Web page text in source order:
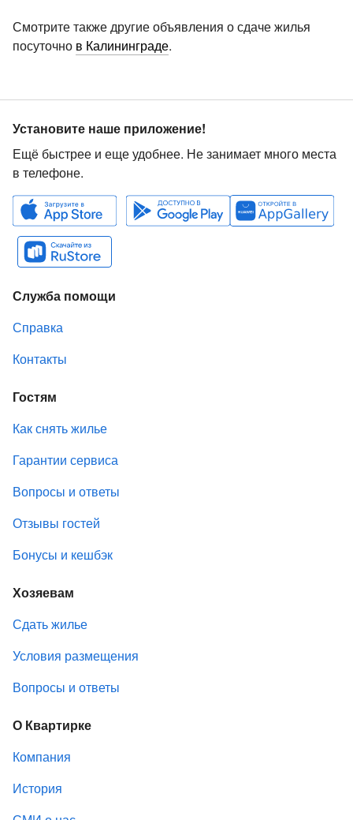
Смотрите также другие объявления о сдаче жилья
посуточно в Калининграде.
Установите наше приложение!
Ещё быстрее и еще удобнее. Не занимает много места
в телефоне.
Служба помощи
Справка
Контакты
Гостям
Как снять жилье
Гарантии сервиса
Вопросы и ответы
Отзывы гостей
Бонусы и кешбэк
Хозяевам
Сдать жилье
Условия размещения
Вопросы и ответы
О Квартирке
Компания
История